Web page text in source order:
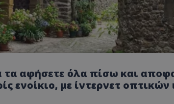
αφήσετε όλα πίσω και
ενοίκιο, με ίντερνετ οπτικών